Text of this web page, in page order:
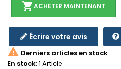
shopping_cartACHETER MAINTENANT
Écrire votre avis
 Derniers articles en stock
En stock:1 Article